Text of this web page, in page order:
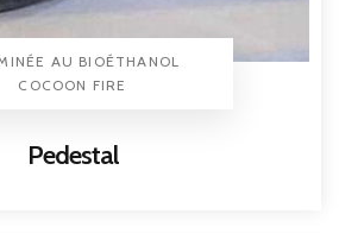
AU BIOÉTHANOL
COCOON FIRE
Pedestal